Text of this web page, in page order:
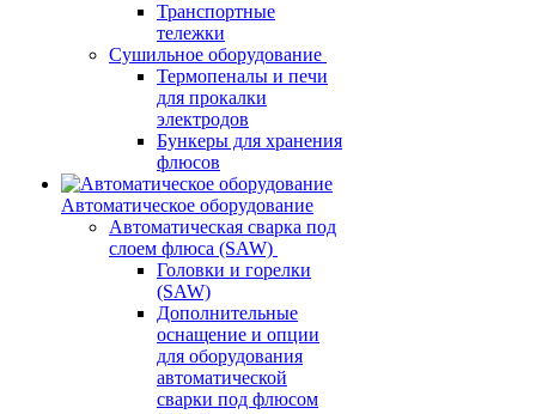
Транспортные
тележки
Сушильное оборудование
Термопеналы и печи
для прокалки
электродов
Бункеры для хранения
флюсов
Автоматическое оборудование
Автоматическая сварка под
слоем флюса (SAW)
Головки и горелки
(SAW)
Дополнительные
оснащение и опции
для оборудования
автоматической
сварки под флюсом